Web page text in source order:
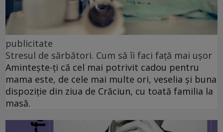
publicitate
Stresul de sărbători. Cum să îi faci față mai ușor
Amintește-ți că cel mai potrivit cadou pentru
mama este, de cele mai multe ori, veselia și buna
dispoziție din ziua de Crăciun, cu toată familia la
masă.